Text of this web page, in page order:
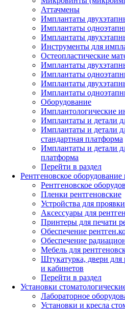
Аттачмены
Имплантаты
Имплантаты
Имплантаты
Инструменты для
Остеопластические
Имплантаты
Имплантаты
Имплантаты
Имплантаты
Оборудование
Имплантологические
Имплантаты и детали
Имплантаты и детали
стандартная платформа
Имплантаты и детали
платформа
Перейти в раздел
Рентгеновское
Рентгеновское
Пленки рентгеновские
Устройства для
Аксессуары для
Принтеры для печати
Обеспечение
Обеспечение
Мебель для
Штукатурка, двери для
и кабинетов
Перейти в раздел
Установки
Лабораторное
Установки и кресла